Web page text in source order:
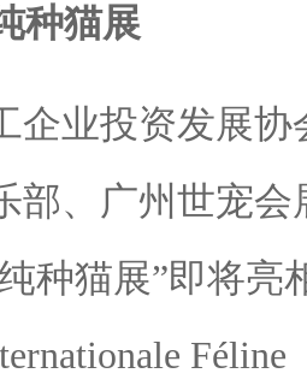
种猫展
企业投资发展
部、广州世宠
种猫展”即将亮